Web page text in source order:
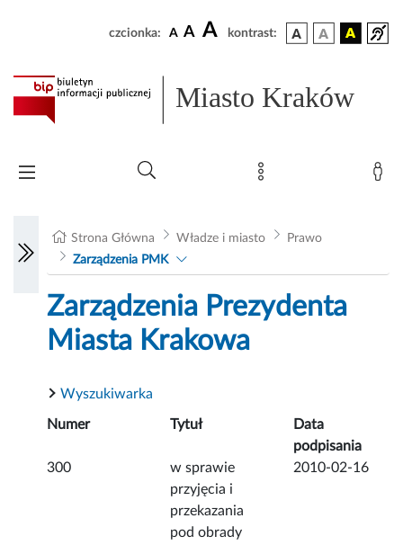
czcionka: A A A kontrast:
Miasto Kraków
Strona Główna Władze i miasto
Prawo
Zarządzenia PMK
Zarządzenia Prezydenta
Miasta Krakowa
Wyszukiwarka
Numer Tytuł
Data
podpisania
300
w sprawie
przyjęcia i
przekazania
pod obrady
2010-02-16